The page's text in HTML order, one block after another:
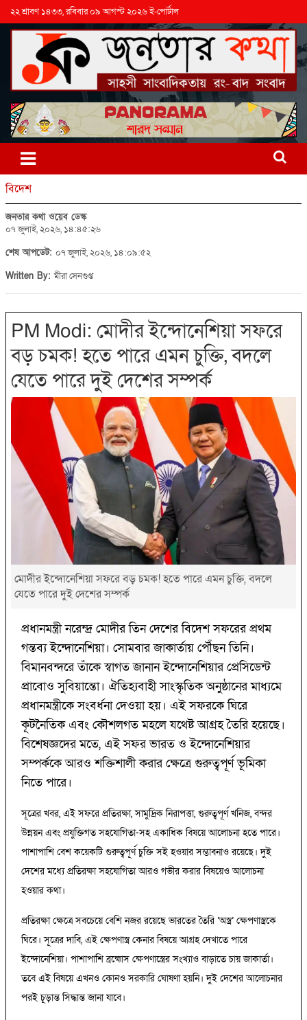
২২ শ্রাবণ ১৪৩৩, রবিবার ০৯ আগস্ট ২০২৬ ই-পোর্টাল
বিদেশ
জনতার কথা ওয়েব ডেস্ক
০৭ জুলাই, ২০২৬, ১৪:৪৫:২৬
শেষ আপডেট: ০৭ জুলাই, ২০২৬, ১৪:০৯:৫২
Written By:মীরা সেনগুপ্ত
PM Modi: মোদীর ইন্দোনেশিয়া সফরে
বড় চমক! হতে পারে এমন চুক্তি, বদলে
যেতে পারে দুই দেশের সম্পর্ক
মোদীর ইন্দোনেশিয়া সফরে বড় চমক! হতে পারে এমন চুক্তি, বদলে
যেতে পারে দুই দেশের সম্পর্ক
প্রধানমন্ত্রী নরেন্দ্র মোদীর তিন দেশের বিদেশ সফরের প্রথম
গন্তব্য ইন্দোনেশিয়া। সোমবার জাকার্তায় পৌঁছন তিনি।
বিমানবন্দরে তাঁকে স্বাগত জানান ইন্দোনেশিয়ার প্রেসিডেন্ট
প্রাবোও সুবিয়ান্তো। ঐতিহ্যবাহী সাংস্কৃতিক অনুষ্ঠানের মাধ্যমে
প্রধানমন্ত্রীকে সংবর্ধনা দেওয়া হয়। এই সফরকে ঘিরে
কূটনৈতিক এবং কৌশলগত মহলে যথেষ্ট আগ্রহ তৈরি হয়েছে।
বিশেষজ্ঞদের মতে, এই সফর ভারত ও ইন্দোনেশিয়ার
সম্পর্ককে আরও শক্তিশালী করার ক্ষেত্রে গুরুত্বপূর্ণ ভূমিকা
নিতে পারে।
সূত্রের খবর, এই সফরে প্রতিরক্ষা, সামুদ্রিক নিরাপত্তা, গুরুত্বপূর্ণ খনিজ, বন্দর
উন্নয়ন এবং প্রযুক্তিগত সহযোগিতা-সহ একাধিক বিষয়ে আলোচনা হতে পারে।
পাশাপাশি বেশ কয়েকটি গুরুত্বপূর্ণ চুক্তি সই হওয়ার সম্ভাবনাও রয়েছে। দুই
দেশের মধ্যে প্রতিরক্ষা সহযোগিতা আরও গভীর করার বিষয়েও আলোচনা
হওয়ার কথা।
প্রতিরক্ষা ক্ষেত্রে সবচেয়ে বেশি নজর রয়েছে ভারতের তৈরি ‘অস্ত্র’ ক্ষেপণাস্ত্রকে
ঘিরে। সূত্রের দাবি, এই ক্ষেপণাস্ত্র কেনার বিষয়ে আগ্রহ দেখাতে পারে
ইন্দোনেশিয়া। পাশাপাশি ব্রহ্মোস ক্ষেপণাস্ত্রের সংখ্যাও বাড়াতে চায় জাকার্তা।
তবে এই বিষয়ে এখনও কোনও সরকারি ঘোষণা হয়নি। দুই দেশের আলোচনার
পরই চূড়ান্ত সিদ্ধান্ত জানা যাবে।